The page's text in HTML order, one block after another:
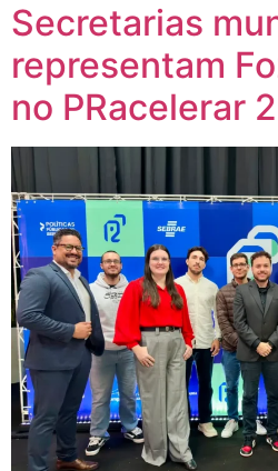
Secretarias
representam
no PRacelerar